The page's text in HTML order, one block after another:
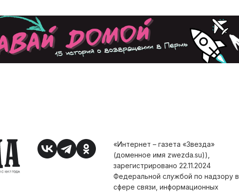
«Интернет – газета «Звезда»
(доменное имя zwezda.su)),
зарегистрировано 22.11.2024
Федеральной службой по надзору в
сфере связи, информационных